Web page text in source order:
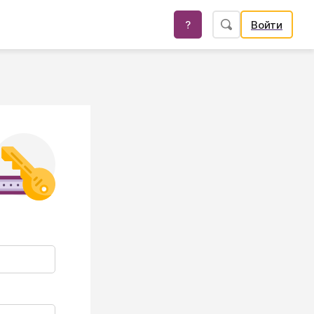
? Войти